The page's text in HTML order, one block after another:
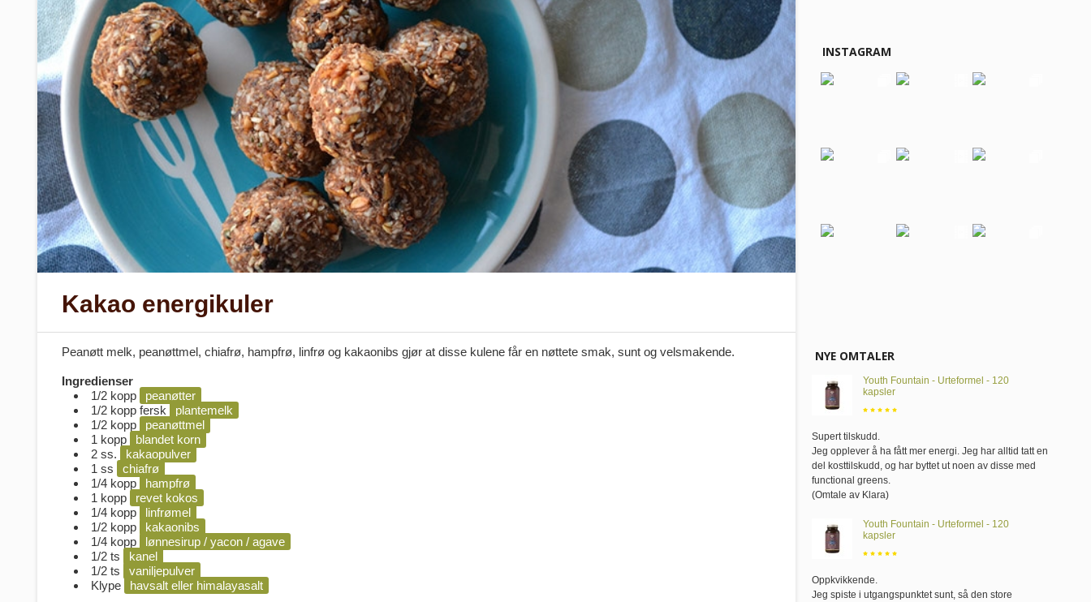
Kakao energikuler
Peanøtt melk, peanøttmel, chiafrø, hampfrø, linfrø og kakaonibs gjør at disse kulene får en nøttete smak, sunt og velsmakende.
Ingredienser
1/2 kopp
peanøtter
1/2 kopp fersk
plantemelk
1/2 kopp
peanøttmel
1 kopp
blandet korn
2 ss.
kakaopulver
1 ss
chiafrø
1/4 kopp
hampfrø
1 kopp
revet kokos
1/4 kopp
linfrømel
1/2 kopp
kakaonibs
1/4 kopp
lønnesirup / yacon / agave
1/2 ts
kanel
1/2 ts
vaniljepulver
Klype
havsalt eller himalayasalt
INSTAGRAM
NYE OMTALER
Youth Fountain - Urteformel - 120
kapsler
Supert tilskudd .
Jeg opplever å ha fått mer energi. Jeg har alltid tatt en
del kosttilskudd, og har byttet ut noen av disse med
functional greens.
(Omtale av Klara)
Youth Fountain - Urteformel - 120
kapsler
Oppkvikkende.
Jeg spiste i utgangspunktet sunt, så den store